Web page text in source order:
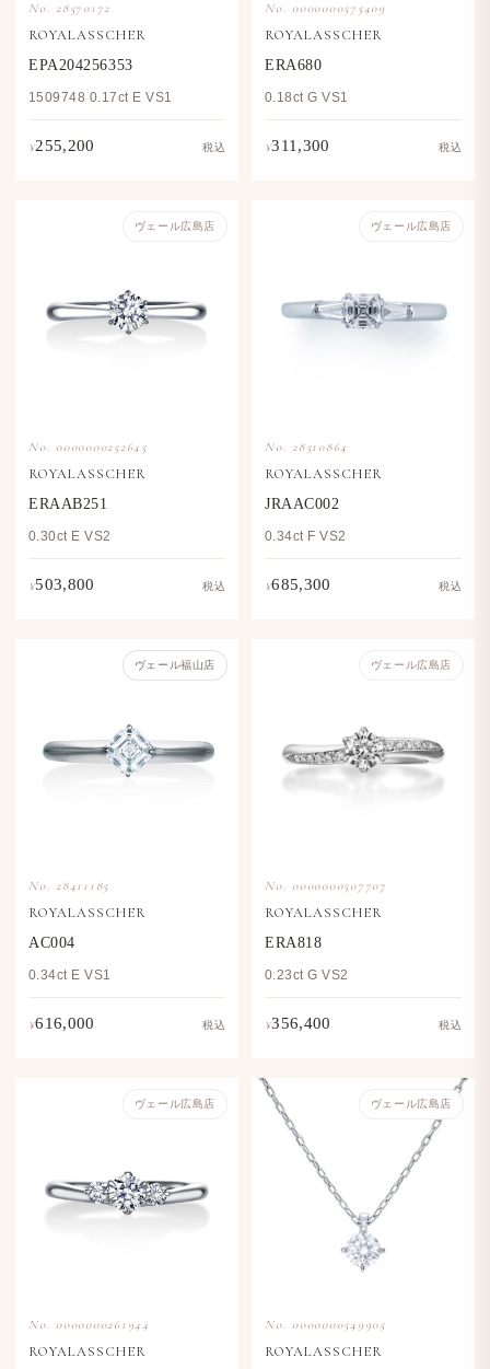
No. 28570172
ROYALASSCHER
EPA204256353
1509748 0.17ct E VS1
¥255,200 税込
No. 0000000575409
ROYALASSCHER
ERA680
0.18ct G VS1
¥311,300 税込
ヴェール​広島店
No. 0000000252645
ROYALASSCHER
ERAAB251
0.30ct E VS2
¥503,800 税込
ヴェール​広島店
No. 28510864
ROYALASSCHER
JRAAC002
0.34ct F VS2
¥685,300 税込
ヴェール福山店
No. 28411185
ROYALASSCHER
AC004
0.34ct E VS1
¥616,000 税込
ヴェール​広島店
No. 0000000507707
ROYALASSCHER
ERA818
0.23ct G VS2
¥356,400 税込
ヴェール​広島店
No. 0000000261944
ROYALASSCHER
ヴェール​広島店
No. 0000000549905
ROYALASSCHER